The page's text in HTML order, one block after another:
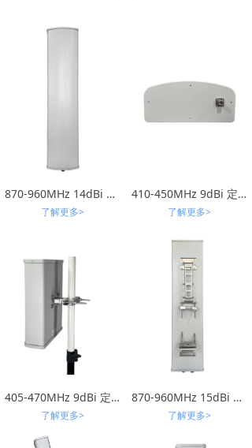
870-960MHz 14dBi 扇区天线
了解更多>
410-450MHz 9dBi 定向扇区天线
了解更多>
405-470MHz 9dBi 定向扇区天线
了解更多>
870-960MHz 15dBi 定向扇区天线
了解更多>